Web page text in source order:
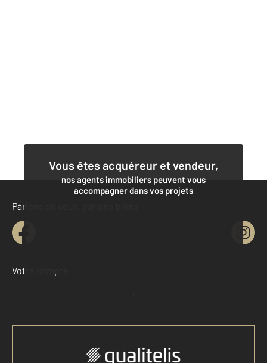
Vous êtes acquéreur et vendeur,
nos agents immobiliers peuvent vous
accompagner dans vos projets
Contacter l'agence
Demander une estimation
Parlons de vous, parlons biens
Votre compte :
Accéder à mon compte